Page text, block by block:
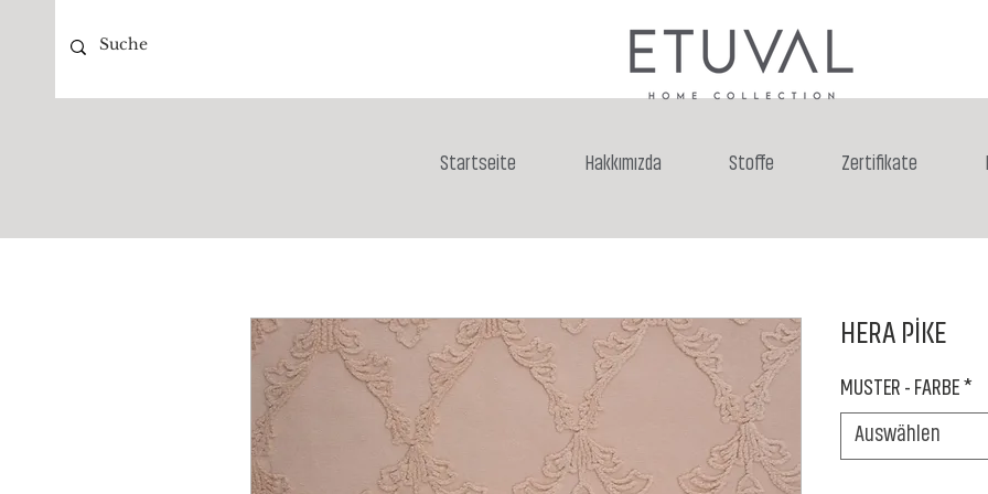
Startseite Hakkımızda Stoffe Zertifikate
HERA PİKE
MUSTER - FARBE *
Auswählen